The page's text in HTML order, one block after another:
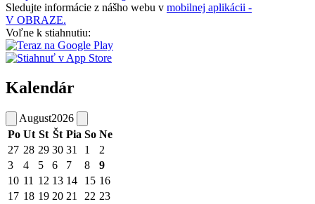
Sledujte informácie z nášho webu v mobilnej aplikácii -
V OBRAZE.
Voľne k stiahnutiu:
Kalendár
August2026
Po Ut St Št Pia So Ne
27 28 29 30 31 1
2
3
4 5 6 7 8
9
10 11 12 13 14 15 16
17 18 19 20 21 22 23